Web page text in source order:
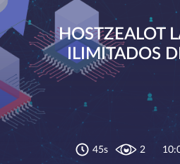
HOSTZEALOT
ILIMITADOS
45s 2